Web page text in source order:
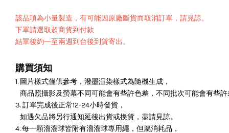
該品項為小量製造，有可能因原廠斷貨而取消訂單，請見諒。
下單請選取超商貨到付款
結單後約一至兩週到台後到貨寄出。
購買須知
1. 圖片樣式僅供參考，潑墨渲染樣式為隨機生成，
商品照攝影及螢幕不同可能會有些許色差，不同批次可能會有些許
3. 訂單完成後正常12-24小時發貨，
如遇欠品將另行通知延後出貨或換貨，盡請見諒。
4. 每一顆溜溜球皆附有溜溜球專用繩，但屬消耗品，